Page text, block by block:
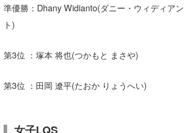
準優勝：Dhany Widianto(ダニー・ウィディアン
ト)
第3位 ：塚本 将也(つかもと まさや)
第3位 ：田岡 遼平(たおか りょうへい)
女子LQS